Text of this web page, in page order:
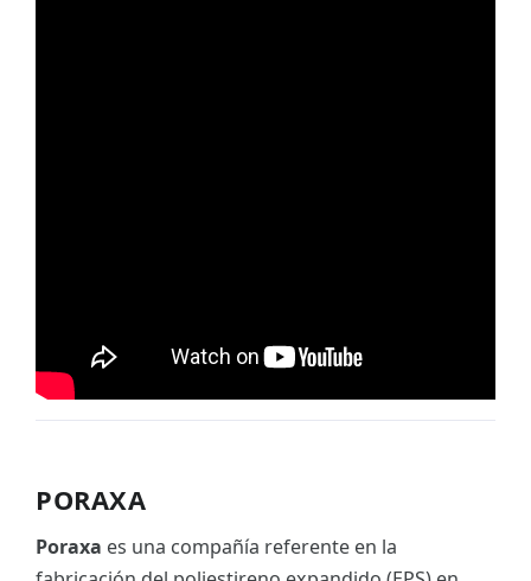
PORAXA
Poraxa es una compañía referente en la